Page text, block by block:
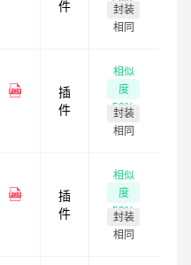
件
50%
封装
相同
插
件
相似
度
50%
封装
相同
插
件
相似
度
50%
封装
相同